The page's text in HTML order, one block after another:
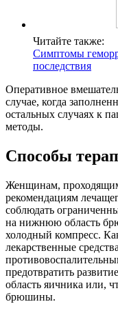
Читайте также:
Симптомы
последствия
Оперативное
случае, когда
остальных случаях к
методы.
Способы
Женщинам,
рекомендациям
соблюдать
на нижнюю область
холодный компресс.
лекарственные
предотвратить
область яичника или,
брюшины.